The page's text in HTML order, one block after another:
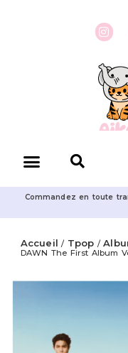
Commandez en toute
Accueil / Tpop /
DAWN The First Album